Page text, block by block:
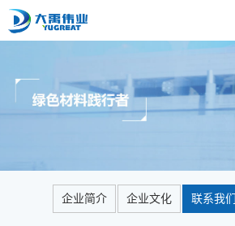
企业简介 企业文化 联系我们